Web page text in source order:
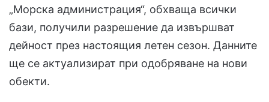
„Морска администрация“, обхваща всички
бази, получили разрешение да извършват
дейност през настоящия летен сезон. Данните
ще се актуализират при одобряване на нови
обекти.